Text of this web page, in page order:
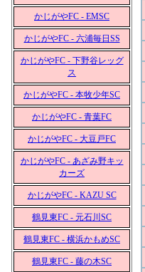
かじがやFC - EMSC
かじがやFC - 六浦毎日SS
かじがやFC - 下野谷レッグ
ス
かじがやFC - 本牧少年SC
かじがやFC - 青葉FC
かじがやFC - 大豆戸FC
かじがやFC - あざみ野キッ
カーズ
かじがやFC - KAZU SC
鶴見東FC - 元石川SC
鶴見東FC - 横浜かもめSC
鶴見東FC - 藤の木SC